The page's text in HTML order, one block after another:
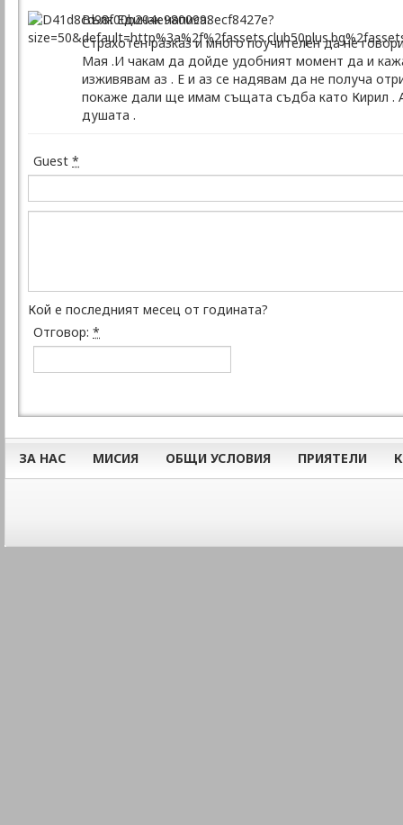
Вълк Единак написа:
Страхотен разказ и много поучителен да не
Мая .И чакам да дойде удобният момент да и
изживявам аз . Е и аз се надявам да не получа
покаже дали ще имам същата съдба като Кирил .
душата .
Guest *
Кой е последният месец от годината?
Отговор: *
ЗА НАС МИСИЯ ОБЩИ УСЛОВИЯ ПРИЯТЕЛИ